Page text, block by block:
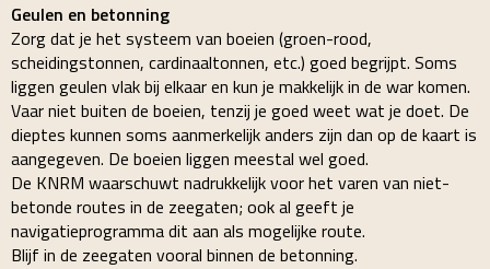
Geulen en betonning
Zorg dat je het systeem van boeien (groen-rood,
scheidingstonnen, cardinaaltonnen, etc.) goed begrijpt. Soms
liggen geulen vlak bij elkaar en kun je makkelijk in de war komen.
Vaar niet buiten de boeien, tenzij je goed weet wat je doet. De
dieptes kunnen soms aanmerkelijk anders zijn dan op de kaart is
aangegeven. De boeien liggen meestal wel goed.
De KNRM waarschuwt nadrukkelijk voor het varen van niet-
betonde routes in de zeegaten; ook al geeft je
navigatieprogramma dit aan als mogelijke route.
Blijf in de zeegaten vooral binnen de betonning.